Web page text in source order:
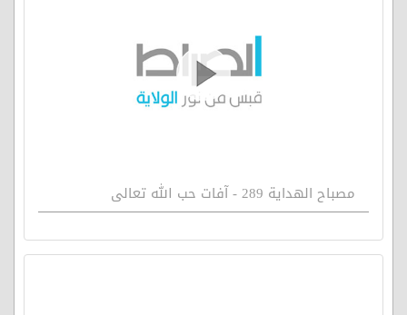
مصباح الهداية 289 - آفات حب الله تعالى